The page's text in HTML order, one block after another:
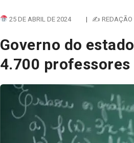
25 DE ABRIL DE 2024 | ✍ REDAÇÃO
Governo do
4.700 professores